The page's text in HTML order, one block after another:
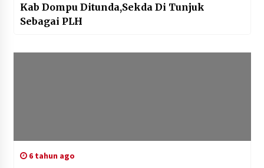
Kab Dompu Ditunda,Sekda Di Tunjuk
Sebagai PLH
6 tahun ago